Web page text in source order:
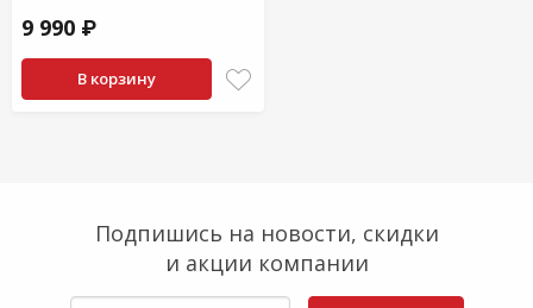
9 990 ₽
В корзину
Подпишись на новости, скидки
и акции компании